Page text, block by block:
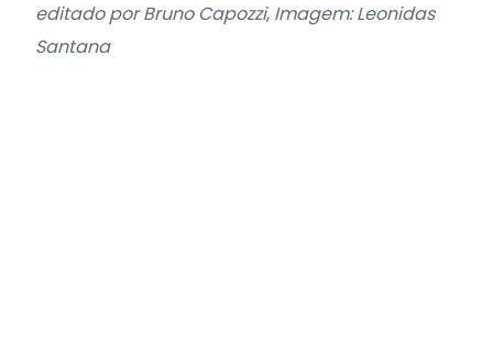
editado por Bruno Capozzi, Imagem: Leonidas
Santana